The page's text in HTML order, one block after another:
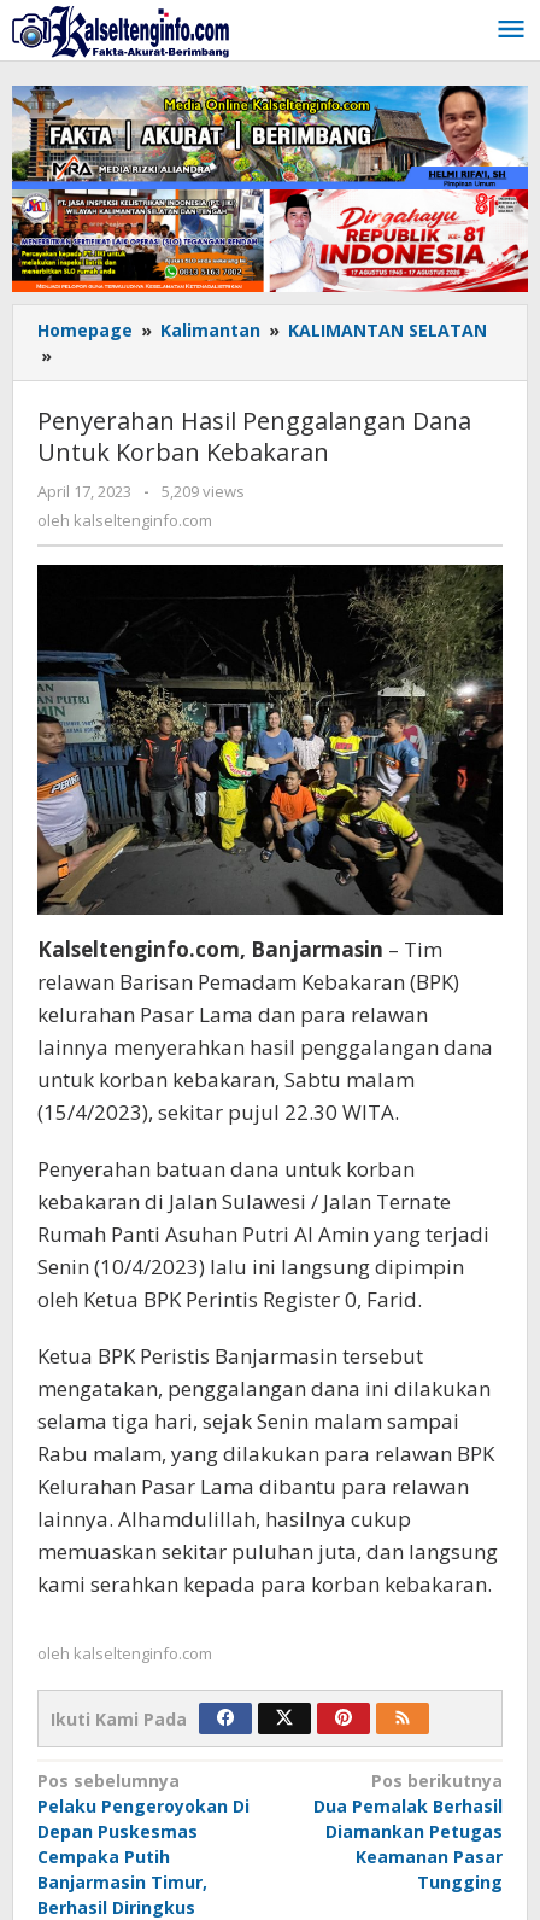
Lewati
ke
konten
Homepage » Kalimantan » KALIMANTAN SELATAN
»
Hasil
Penggalangan
Dana
Untuk
Korban
Kebakaran
Penyerahan Hasil Penggalangan Dana
Untuk Korban Kebakaran
April 17, 2023
oleh
kalseltenginfo.com
-
5,209 views
oleh kalseltenginfo.com
Kalseltenginfo.com, Banjarmasin – Tim
relawan Barisan Pemadam Kebakaran (BPK)
kelurahan Pasar Lama dan para relawan
lainnya menyerahkan hasil penggalangan dana
untuk korban kebakaran, Sabtu malam
(15/4/2023), sekitar pujul 22.30 WITA.
Penyerahan batuan dana untuk korban
kebakaran di Jalan Sulawesi / Jalan Ternate
Rumah Panti Asuhan Putri Al Amin yang terjadi
Senin (10/4/2023) lalu ini langsung dipimpin
oleh Ketua BPK Perintis Register 0, Farid.
Ketua BPK Peristis Banjarmasin tersebut
mengatakan, penggalangan dana ini dilakukan
selama tiga hari, sejak Senin malam sampai
Rabu malam, yang dilakukan para relawan BPK
Kelurahan Pasar Lama dibantu para relawan
lainnya. Alhamdulillah, hasilnya cukup
memuaskan sekitar puluhan juta, dan langsung
kami serahkan kepada para korban kebakaran.
oleh kalseltenginfo.com
Ikuti Kami Pada
Navigasi
pos
Pos sebelumnya
Pelaku Pengeroyokan Di
Depan Puskesmas
Cempaka Putih
Banjarmasin Timur,
Berhasil Diringkus
Pos berikutnya
Dua Pemalak Berhasil
Diamankan Petugas
Keamanan Pasar
Tungging